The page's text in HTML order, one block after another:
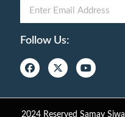
Follow Us:
2024 Reserved Samay